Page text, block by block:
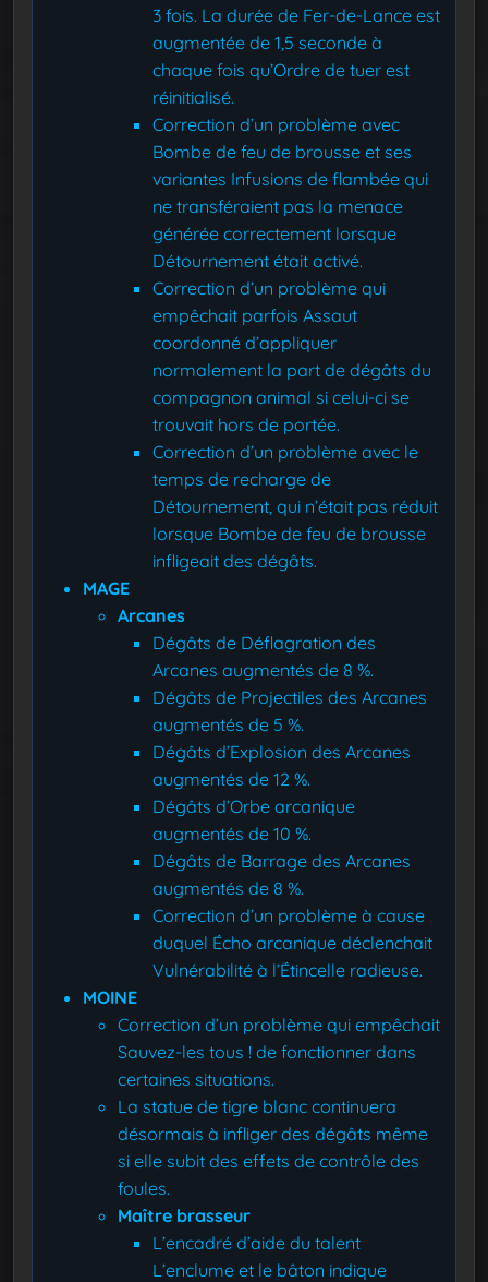
3 fois. La durée de Fer-de-Lance est
augmentée de 1,5 seconde à
chaque fois qu’Ordre de tuer est
réinitialisé.
Correction d’un problème avec
Bombe de feu de brousse et ses
variantes Infusions de flambée qui
ne transféraient pas la menace
générée correctement lorsque
Détournement était activé.
Correction d’un problème qui
empêchait parfois Assaut
coordonné d’appliquer
normalement la part de dégâts du
compagnon animal si celui-ci se
trouvait hors de portée.
Correction d’un problème avec le
temps de recharge de
Détournement, qui n’était pas réduit
lorsque Bombe de feu de brousse
infligeait des dégâts.
MAGE
Arcanes
Dégâts de Déflagration des
Arcanes augmentés de 8 %.
Dégâts de Projectiles des Arcanes
augmentés de 5 %.
Dégâts d’Explosion des Arcanes
augmentés de 12 %.
Dégâts d’Orbe arcanique
augmentés de 10 %.
Dégâts de Barrage des Arcanes
augmentés de 8 %.
Correction d’un problème à cause
duquel Écho arcanique déclenchait
Vulnérabilité à l’Étincelle radieuse.
MOINE
Correction d’un problème qui empêchait
Sauvez-les tous ! de fonctionner dans
certaines situations.
La statue de tigre blanc continuera
désormais à infliger des dégâts même
si elle subit des effets de contrôle des
foules.
Maître brasseur
L’encadré d’aide du talent
L’enclume et le bâton indique